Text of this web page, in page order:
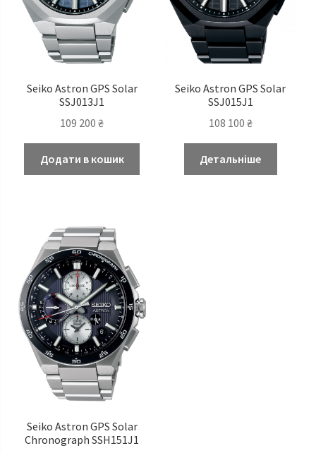
Seiko Astron GPS Solar
SSJ013J1
109 200₴
Додати в кошик
Seiko Astron GPS Solar
SSJ015J1
108 100 ₴
Детальніше
Seiko Astron GPS Solar
Chronograph SSH151J1